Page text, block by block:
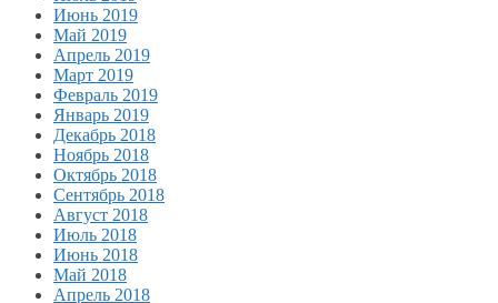
Июнь 2019
Май 2019
Апрель 2019
Март 2019
Февраль 2019
Январь 2019
Декабрь 2018
Ноябрь 2018
Октябрь 2018
Сентябрь 2018
Август 2018
Июль 2018
Июнь 2018
Май 2018
Апрель 2018